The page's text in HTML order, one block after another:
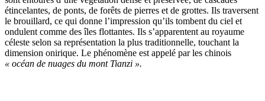
étincelantes, de ponts, de forêts de pierres et de grottes. Ils traversent
le brouillard, ce qui donne l’impression qu’ils tombent du ciel et
ondulent comme des îles flottantes. Ils s’apparentent au royaume
céleste selon sa représentation la plus traditionnelle, touchant la
dimension onirique. Le phénomène est appelé par les chinois
« océan de nuages du mont Tianzi ».